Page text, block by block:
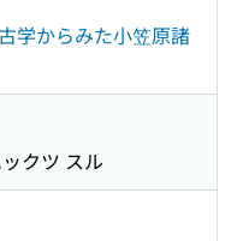
学からみた小笠原諸
クツ スル